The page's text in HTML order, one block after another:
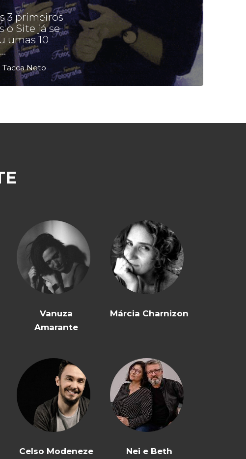
Dai Lourenço
3 primeiros
o Site já se
umas 10
Tacca Neto
Vanuza
Amarante
Márcia Charnizon
Celso Modeneze
Nei e Beth